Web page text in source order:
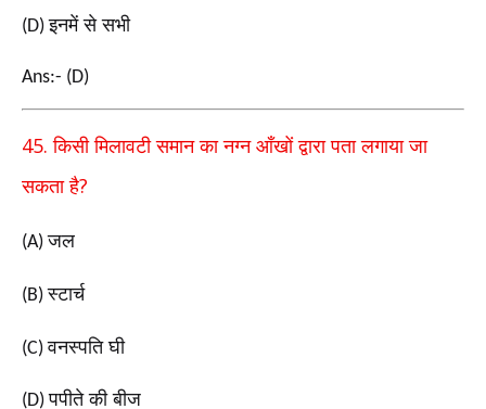
(D)इनमें से सभी
Ans:- (D)
45.किसी मिलावटी समान का नग्न आँखों द्वारा पता लगाया जा
सकता है?
(A)जल
(B)स्टार्च
(C)वनस्पति घी
(D)पपीते की बीज